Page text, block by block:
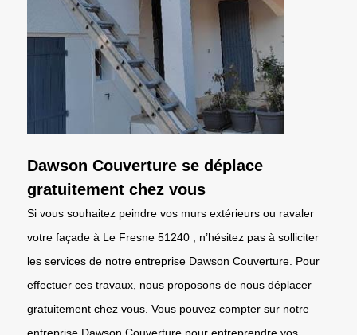
Dawson Couverture se déplace
gratuitement chez vous
Si vous souhaitez peindre vos murs extérieurs ou ravaler
votre façade à Le Fresne 51240 ; n’hésitez pas à solliciter
les services de notre entreprise Dawson Couverture. Pour
effectuer ces travaux, nous proposons de nous déplacer
gratuitement chez vous. Vous pouvez compter sur notre
entreprise Dawson Couverture pour entreprendre vos